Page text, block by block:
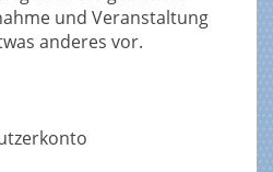
und Veranstaltung
anderes vor.